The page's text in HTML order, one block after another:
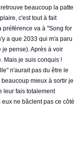
beaucoup la patte
c'est tout à fait
préférence va à "Song for
a que 2033 qui m'a paru
pense). Après à voir
Mais je suis conquis !
n'aurait pas du être le
mieux à sortir je
leur fais totalement
ne bâclent pas ce côté